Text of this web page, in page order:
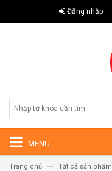
Đăng nhập
MENU
Trang chủ Tất cả sản phẩm